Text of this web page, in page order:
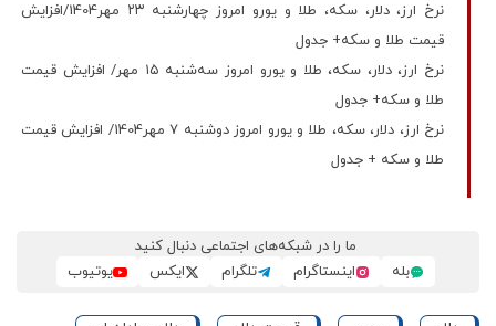
نرخ ارز، دلار، سکه، طلا و یورو امروز چهارشنبه ۲۳ مهر1404/افزایش
قیمت طلا و سکه+ جدول
نرخ ارز، دلار، سکه، طلا و یورو امروز سه‌شنبه ۱۵ مهر/ افزایش قیمت
طلا و سکه+ جدول
نرخ ارز، دلار، سکه، طلا و یورو امروز دوشنبه ۷ مهر1404/ افزایش قیمت
طلا و سکه + جدول
ما را در شبکه‌های اجتماعی دنبال کنید
بله
اینستاگرام تلگرام ایکس یوتیوب